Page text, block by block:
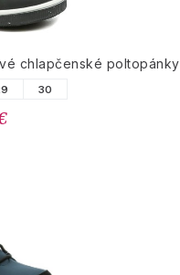
chlapčenské poltopánky
30